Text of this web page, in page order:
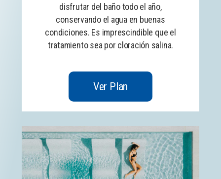
disfrutar del baño todo el año,
conservando el agua en buenas
condiciones. Es imprescindible que el
tratamiento sea por cloración salina.
Ver Plan